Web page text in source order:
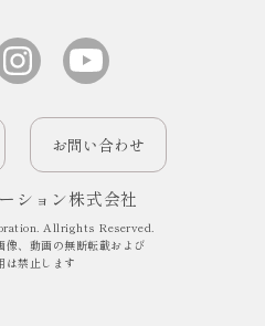
お問い合わせ
ション株式会社
Allrights Reserved.
像、動画の無断転載および
は禁止します